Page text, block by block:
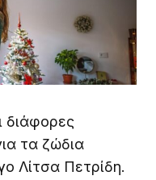
διάφορες
τα ζώδια
Λίτσα Πετρίδη.